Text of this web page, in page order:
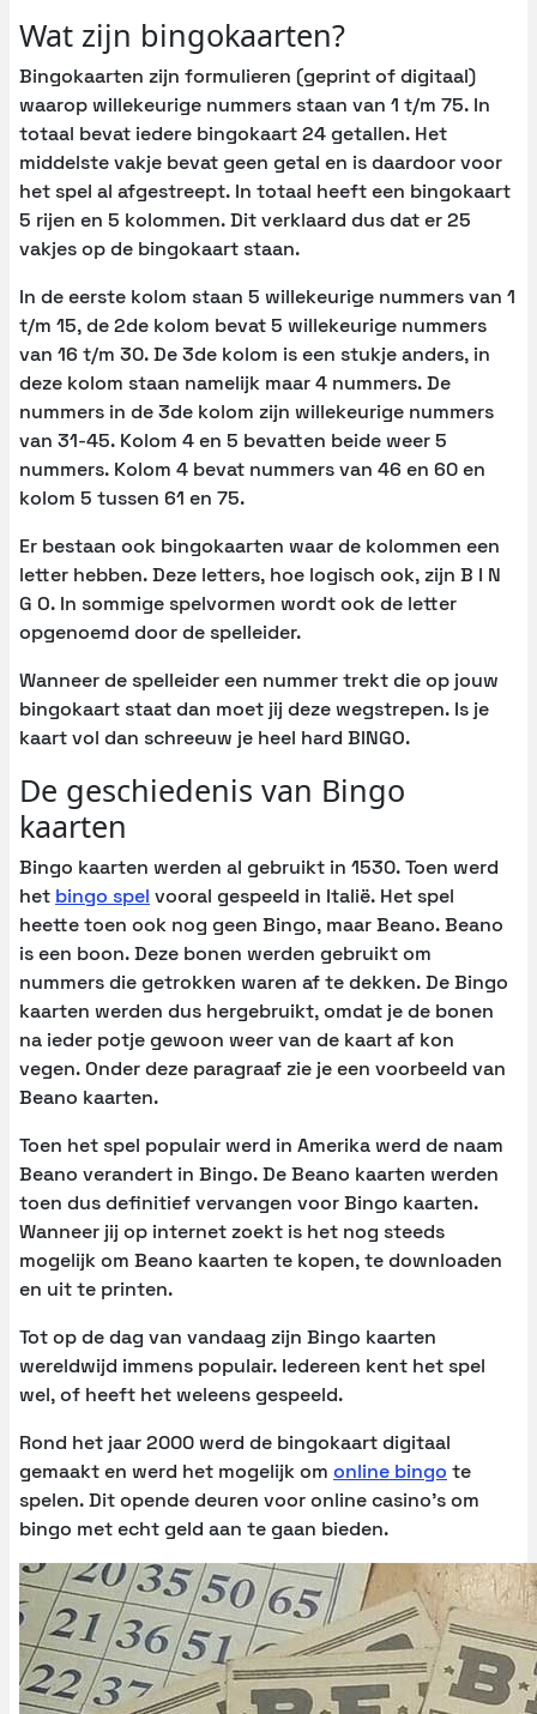
Wat zijn bingokaarten?
Bingokaarten zijn formulieren (geprint of digitaal)
waarop willekeurige nummers staan van 1 t/m 75. In
totaal bevat iedere bingokaart 24 getallen. Het
middelste vakje bevat geen getal en is daardoor voor
het spel al afgestreept. In totaal heeft een bingokaart
5 rijen en 5 kolommen. Dit verklaard dus dat er 25
vakjes op de bingokaart staan.
In de eerste kolom staan 5 willekeurige nummers van 1
t/m 15, de 2de kolom bevat 5 willekeurige nummers
van 16 t/m 30. De 3de kolom is een stukje anders, in
deze kolom staan namelijk maar 4 nummers. De
nummers in de 3de kolom zijn willekeurige nummers
van 31-45. Kolom 4 en 5 bevatten beide weer 5
nummers. Kolom 4 bevat nummers van 46 en 60 en
kolom 5 tussen 61 en 75.
Er bestaan ook bingokaarten waar de kolommen een
letter hebben. Deze letters, hoe logisch ook, zijn B I N
G O. In sommige spelvormen wordt ook de letter
opgenoemd door de spelleider.
Wanneer de spelleider een nummer trekt die op jouw
bingokaart staat dan moet jij deze wegstrepen. Is je
kaart vol dan schreeuw je heel hard BINGO.
De geschiedenis van Bingo
kaarten
Bingo kaarten werden al gebruikt in 1530. Toen werd
het bingo spel vooral gespeeld in Italië. Het spel
heette toen ook nog geen Bingo, maar Beano. Beano
is een boon. Deze bonen werden gebruikt om
nummers die getrokken waren af te dekken. De Bingo
kaarten werden dus hergebruikt, omdat je de bonen
na ieder potje gewoon weer van de kaart af kon
vegen. Onder deze paragraaf zie je een voorbeeld van
Beano kaarten.
Toen het spel populair werd in Amerika werd de naam
Beano verandert in Bingo. De Beano kaarten werden
toen dus definitief vervangen voor Bingo kaarten.
Wanneer jij op internet zoekt is het nog steeds
mogelijk om Beano kaarten te kopen, te downloaden
en uit te printen.
Tot op de dag van vandaag zijn Bingo kaarten
wereldwijd immens populair. Iedereen kent het spel
wel, of heeft het weleens gespeeld.
Rond het jaar 2000 werd de bingokaart digitaal
gemaakt en werd het mogelijk om online bingo te
spelen. Dit opende deuren voor online casino’s om
bingo met echt geld aan te gaan bieden.